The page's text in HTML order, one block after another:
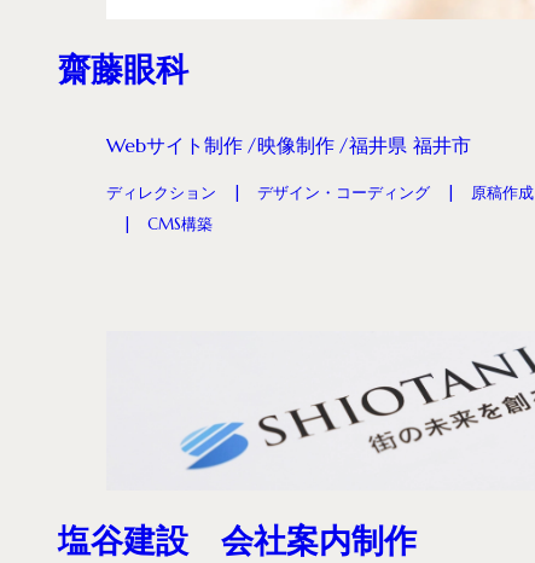
齋藤眼科
Webサイト制作 映像制作 福井県 福井市
ディレクション デザイン・コーディング 原稿作成
CMS構築
塩谷建設 会社案内制作